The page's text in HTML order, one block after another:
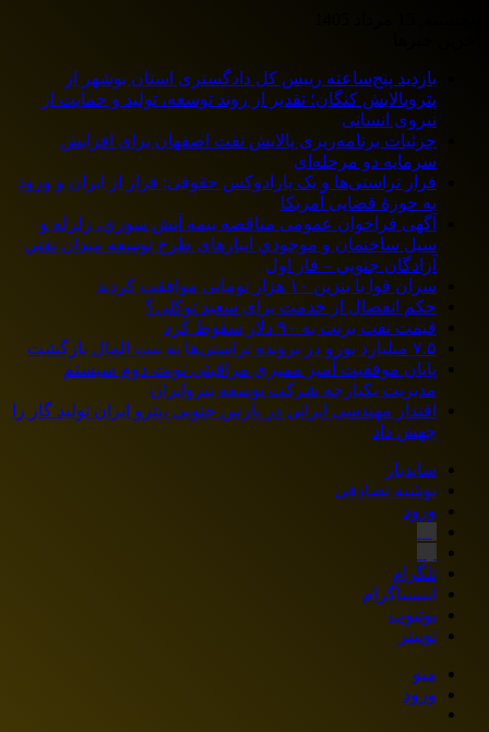
بازدید پنج‌ساعته رییس کل دادگستری استان بوشهر از
پتروپالایش کنگان؛ تقدیر از روند توسعه، تولید و حمایت از
نیروی انسانی
جزئیات برنامه‌ریزی پالایش نفت اصفهان برای افزایش
سرمایه دو مرحله‌ای
فرار تراستی‌ها و یک پارادوکس حقوقی: فرار از ایران و ورود
به حوزۀ قضایی آمریکا
آگهی فراخوان عمومی مناقصه بيمه آتش سوزي، زلزله و
سیل ساختمان و موجودي انبارهای طرح توسعه ميدان نفتي
آزادگان جنوبي – فاز اول
سران قوا با بنزین ۱۰ هزار تومانی موافقت کردند
حکم انفصال از خدمت برای سعید توکلی؟
قیمت نفت برنت به ۹۰ دلار سقوط کرد
۷.۵ میلیارد یورو در پرونده تراستی‌ها به بیت المال بازگشت
پایان موفقیت آمیز ممیزی مراقبتی نوبت دوم سیستم
مدیریت یکپارچه شرکت توسعه پتروایران
اقتدار مهندسی ایرانی در پارس جنوبی ،پترو ایران تولید گاز را
جهش داد
سایدبار
نوشته تصادفی
ورود
تلگرام
اینستاگرام
یوتیوب
توییتر
منو
ورود